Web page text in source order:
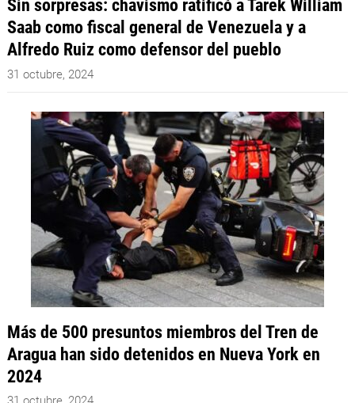
Sin sorpresas: chavismo ratificó a Tarek William
Saab como fiscal general de Venezuela y a
Alfredo Ruiz como defensor del pueblo
31 octubre, 2024
Más de 500 presuntos miembros del Tren de
Aragua han sido detenidos en Nueva York en
2024